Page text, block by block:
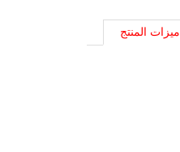
ميزات المنتج